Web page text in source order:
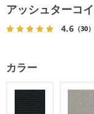
アッシュターコ
4.6（30）
カラー